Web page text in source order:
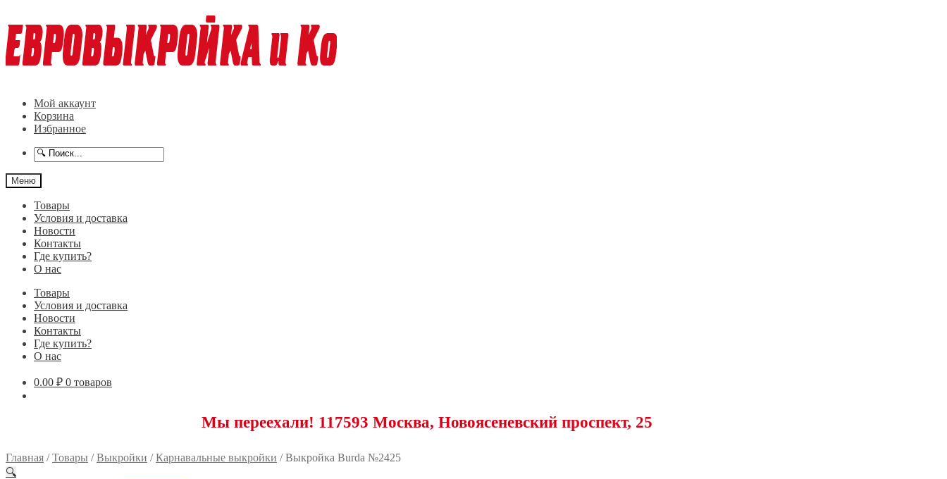
к
навигации
к
содержимому
Мой аккаунт
Корзина
Избранное
Меню
Товары
Условия и доставка
Новости
Контакты
Где купить?
О нас
Товары
Условия и доставка
Новости
Контакты
Где купить?
О нас
0.00 ₽ 0 товаров
Мы переехали! 117593 Москва, Новоясеневский проспект, 25
Главная /Товары /Выкройки /Карнавальные выкройки /Выкройка Burda №2425
🔍